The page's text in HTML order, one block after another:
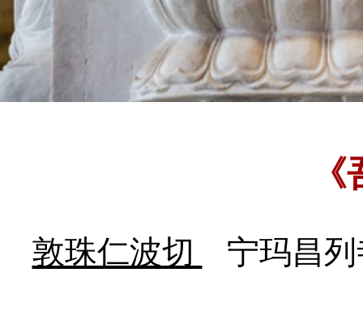
敦珠仁波切 宁玛昌